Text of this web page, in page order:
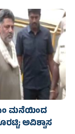
ಮನೆಯಿಂದ
ಅವಿಶ್ವಾಸ